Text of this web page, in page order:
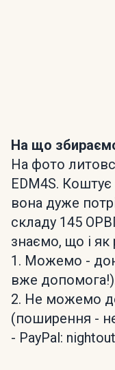
На що
На фото
EDM4S. Коштує
вона дуже
складу 145
знаємо, що і як
1. Можемо -
вже
2. Не можемо
(поширення -
- PayPal: